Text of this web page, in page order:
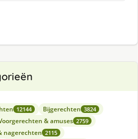
12144 Bijgerechten 3824
& amuses 2759
nagerechten 2115